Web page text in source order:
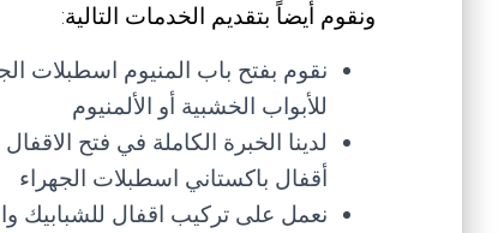
ونقوم أيضاً بتقديم الخدمات التالية:
نقوم بفتح باب المنيوم اسطبلات
للأبواب الخشبية أو الألمنيوم
لدينا الخبرة الكاملة في فتح
أقفال باكستاني اسطبلات الجهراء
نعمل على تركيب اقفال للشبابيك